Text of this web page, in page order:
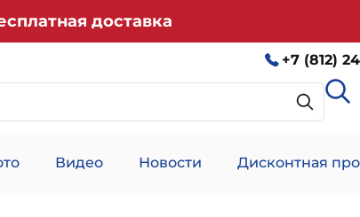
доставка
+7 (812)
Видео Новости Дисконтная